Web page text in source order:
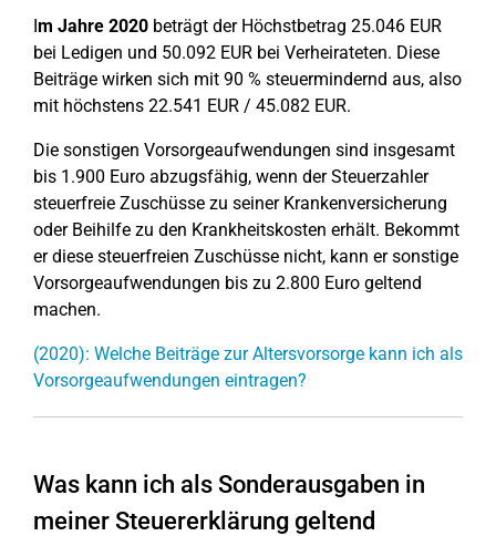
Im Jahre 2020 beträgt der Höchstbetrag 25.046 EUR
bei Ledigen und 50.092 EUR bei Verheirateten. Diese
Beiträge wirken sich mit 90 % steuermindernd aus, also
mit höchstens 22.541 EUR / 45.082 EUR.
Die sonstigen Vorsorgeaufwendungen sind insgesamt
bis 1.900 Euro abzugsfähig, wenn der Steuerzahler
steuerfreie Zuschüsse zu seiner Krankenversicherung
oder Beihilfe zu den Krankheitskosten erhält. Bekommt
er diese steuerfreien Zuschüsse nicht, kann er sonstige
Vorsorgeaufwendungen bis zu 2.800 Euro geltend
machen.
(2020): Welche Beiträge zur Altersvorsorge kann ich als
Vorsorgeaufwendungen eintragen?
Was kann ich als Sonderausgaben in
meiner Steuererklärung geltend